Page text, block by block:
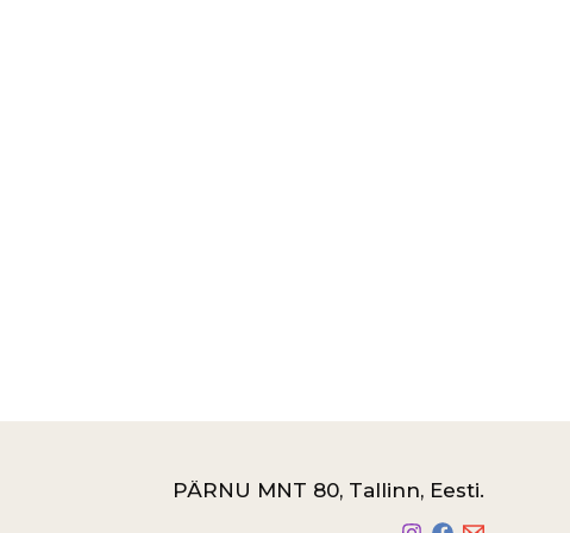
PÄRNU MNT 80, Tallinn, Eesti.